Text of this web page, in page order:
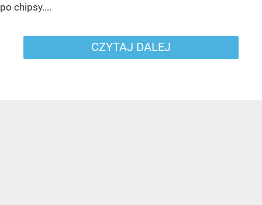
po chipsy....
CZYTAJ DALEJ